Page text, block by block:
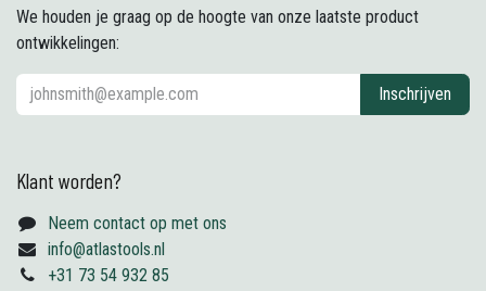
We houden je graag op de hoogte van onze laatste product
ontwikkelingen:
Inschrijven
Klant worden?
Neem contact op met ons
info@atlastools.nl
+31 73 54 932 85